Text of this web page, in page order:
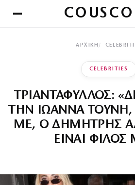
ΑΡΧΙΚΉ
CELEBRITIES
ΤΡΙΑΝΤΑΦΥΛΛΟΣ:
ΤΗΝ ΙΩΑΝΝΑ ΤΟΥΝΗ,
ΜΕ, Ο ΔΗΜΗΤΡΗΣ
ΕΙΝΑΙ ΦΙΛΟΣ